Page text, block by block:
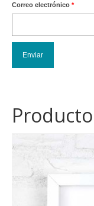
Correo electrónico *